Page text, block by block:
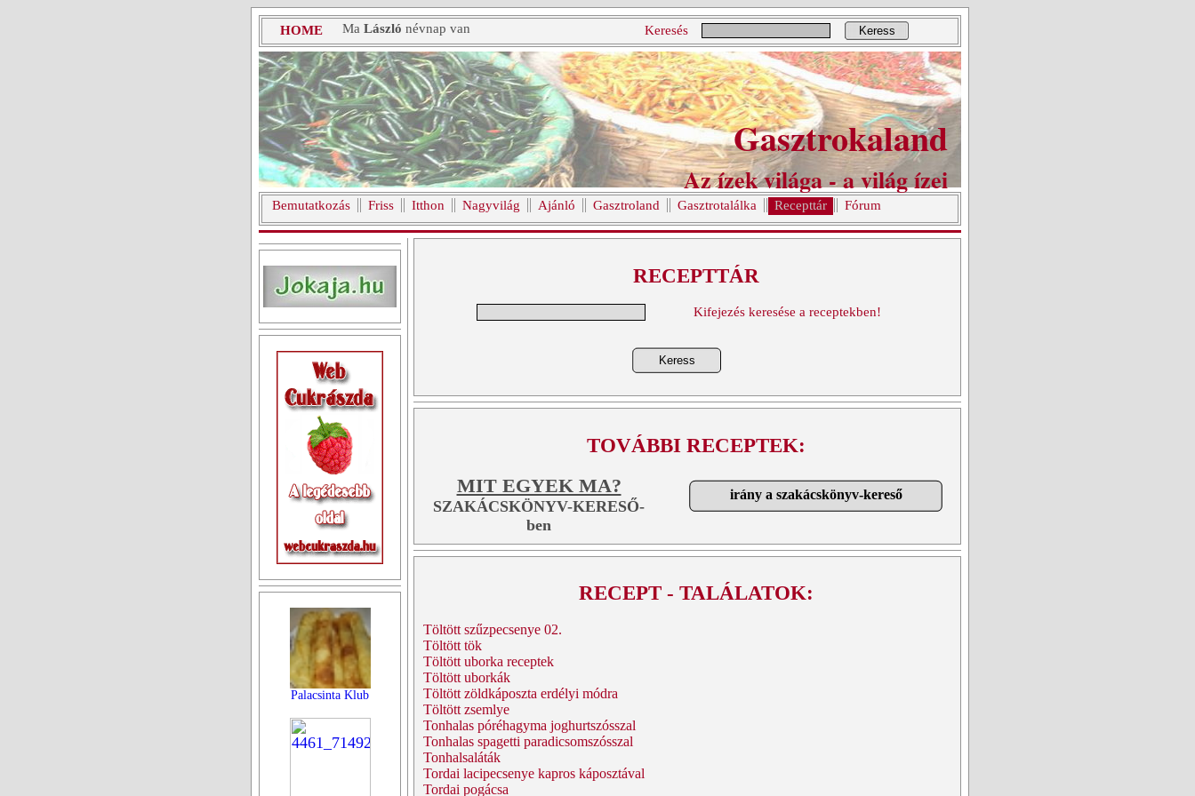
HOME Ma László névnap van Keresés Keress
Gasztrokaland
Az ízek világa - a világ ízei
Bemutatkozás Friss Itthon Nagyvilág Ajánló Gasztroland Gasztrotalálka Recepttár Fórum
Palacsinta Klub
RECEPTTÁR
Kifejezés keresése a receptekben!
Keress
TOVÁBBI RECEPTEK:
MIT EGYEK MA?
SZAKÁCSKÖNYV-KERESŐ-
ben
irány a szakácskönyv-kereső
RECEPT - TALÁLATOK:
Töltött szűzpecsenye 02.
Töltött tök
Töltött uborka receptek
Töltött uborkák
Töltött zöldkáposzta erdélyi módra
Töltött zsemlye
Tonhalas póréhagyma joghurtszósszal
Tonhalas spagetti paradicsomszósszal
Tonhalsaláták
Tordai lacipecsenye kapros káposztával
Tordai pogácsa